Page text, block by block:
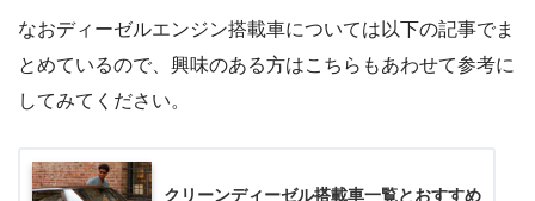
なおディーゼルエンジン搭載車については以下の記事でま
とめているので、興味のある方はこちらもあわせて参考に
してみてください。
クリーンディーゼル搭載車一覧とおすすめ